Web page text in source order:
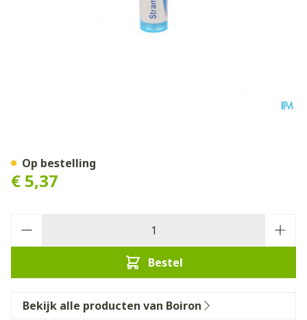
€ 5,37
Bestel
Op bestelling
Bekijk alle producten van Boiron